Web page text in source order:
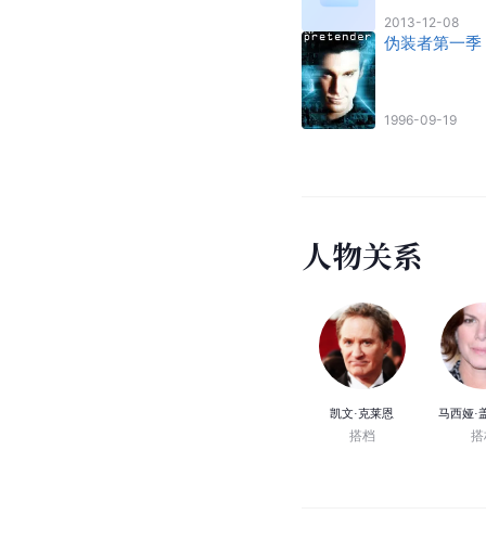
2013-12-08
伪装者第一季
1996-09-19
人物关系
凯文·克莱恩
搭档
马西娅·